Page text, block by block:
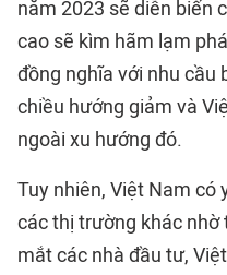
năm 2023 sẽ diễn biến
cao sẽ kìm hãm lạm
đồng nghĩa với nhu cầu
chiều hướng giảm và
ngoài xu hướng đó.
Tuy nhiên, Việt Nam có
các thị trường khác nhờ
mắt các nhà đầu tư,